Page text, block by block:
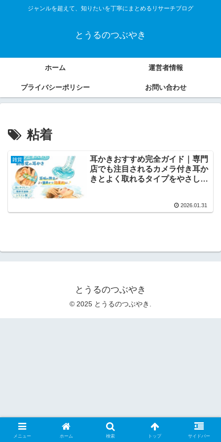
ジャンルを超えて、知りたいを丁寧にまとめるリサーチブログ
とうるのつぶやき
ホーム 運営者情報
プライバシーポリシー お問い合わせ
粘着
雑貨
耳かきおすすめ完全ガイド｜専門
店でも注目されるカメラ付き耳か
きとよく取れるタイプをやさしく
2026.01.31
とうるのつぶやき
© 2025 とうるのつぶやき.
メニュー ホーム 検索 トップ サイドバー